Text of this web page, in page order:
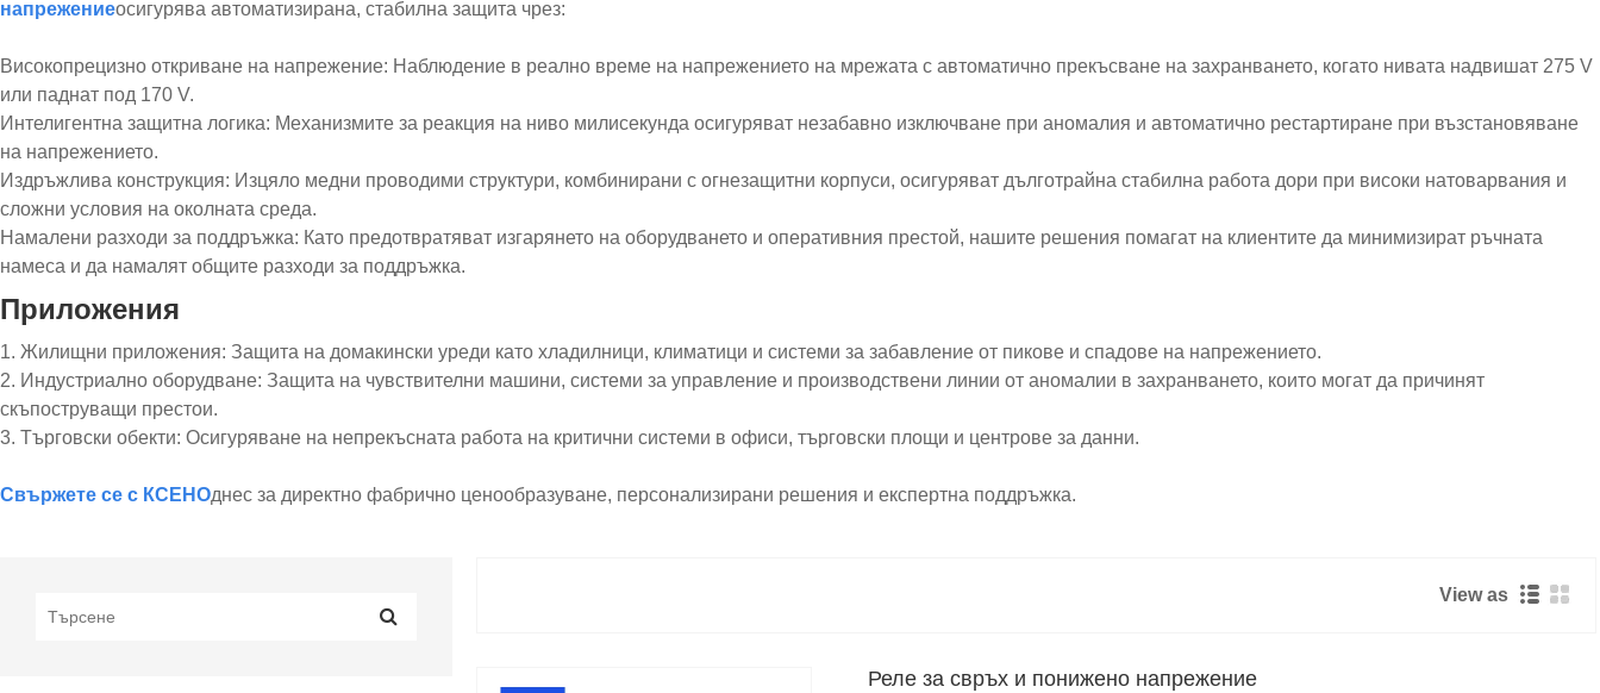
напрежениеосигурява автоматизирана, стабилна защита чрез:
Високопрецизно откриване на напрежение: Наблюдение в реално време на напрежението на мрежата с автоматично прекъсване на захранването, когато нивата надвишат 275 V
или паднат под 170 V.
Интелигентна защитна логика: Механизмите за реакция на ниво милисекунда осигуряват незабавно изключване при аномалия и автоматично рестартиране при възстановяване
на напрежението.
Издръжлива конструкция: Изцяло медни проводими структури, комбинирани с огнезащитни корпуси, осигуряват дълготрайна стабилна работа дори при високи натоварвания и
сложни условия на околната среда.
Намалени разходи за поддръжка: Като предотвратяват изгарянето на оборудването и оперативния престой, нашите решения помагат на клиентите да минимизират ръчната
намеса и да намалят общите разходи за поддръжка.
Приложения
1. Жилищни приложения: Защита на домакински уреди като хладилници, климатици и системи за забавление от пикове и спадове на напрежението.
2. Индустриално оборудване: Защита на чувствителни машини, системи за управление и производствени линии от аномалии в захранването, които могат да причинят
скъпоструващи престои.
3. Търговски обекти: Осигуряване на непрекъсната работа на критични системи в офиси, търговски площи и центрове за данни.
Свържете се с КСЕНОднес за директно фабрично ценообразуване, персонализирани решения и експертна поддръжка.
View as
Реле за свръх и понижено напрежение